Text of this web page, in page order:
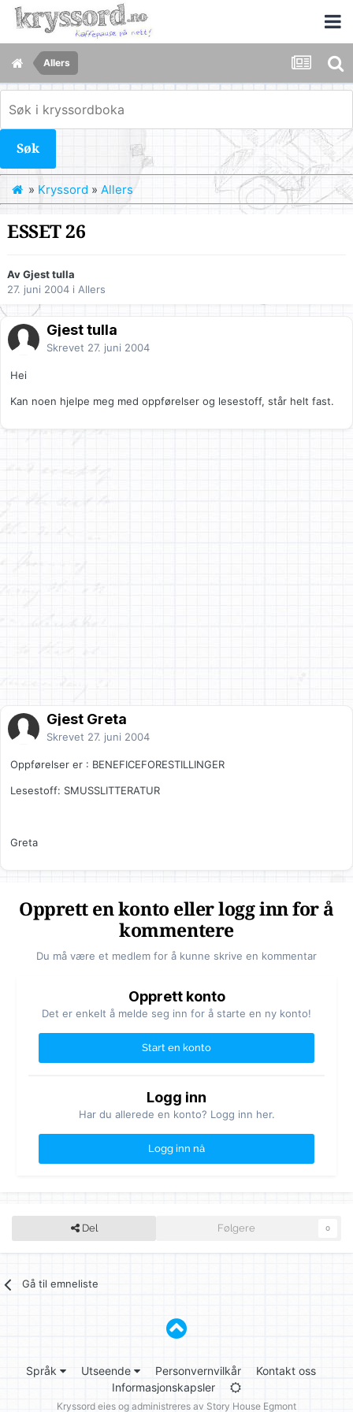
Allers
Søk
» Kryssord » Allers
ESSET 26
Av Gjest tulla
27. juni 2004 i Allers
Gjest tulla
Skrevet 27. juni 2004
Hei
Kan noen hjelpe meg med oppførelser og lesestoff, står helt fast.
Gjest Greta
Skrevet 27. juni 2004
Oppførelser er : BENEFICEFORESTILLINGER
Lesestoff: SMUSSLITTERATUR
Greta
Opprett en konto eller logg inn for å
kommentere
Du må være et medlem for å kunne skrive en kommentar
Opprett konto
Det er enkelt å melde seg inn for å starte en ny konto!
Start en konto
Logg inn
Har du allerede en konto? Logg inn her.
Logg inn nå
Del Følgere 0
Gå til emneliste
Språk Utseende Personvernvilkår
Kontakt oss
Informasjonskapsler
Kryssord eies og administreres av Story House Egmont